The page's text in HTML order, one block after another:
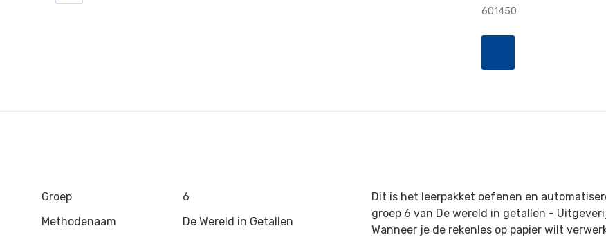
601450
Groep
6
Methodenaam
De Wereld in Getallen
Dit is het leerpakket oefenen en
groep 6 van De wereld in getallen -
Wanneer je de rekenles op papier wilt